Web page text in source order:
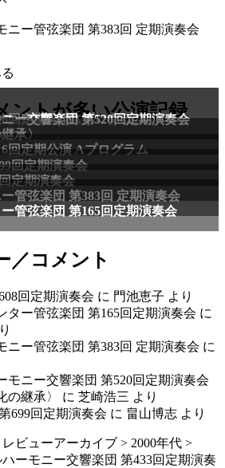
ニー管弦楽団 第383回 定期演奏会
ントが多い公演記録
回定期公演Aプログラム
ー交響楽団 第520回定期演奏会
承〉
回定期公演 Aプログラム
回定期演奏会
定期演奏会
管弦楽団 第383回 定期演奏会
管弦楽団 第165回定期演奏会
／コメント
回定期演奏会 に 門池恵子 より
ター管弦楽団 第165回定期演奏会 に
ニー管弦楽団 第383回 定期演奏会 に
モニー交響楽団 第520回定期演奏会
の継承〉
に 芝崎浩三 より
699回定期演奏会 に 畠山博志 より
ビューアーカイブ > 2000年代 >
ーモニー交響楽団 第433回定期演奏